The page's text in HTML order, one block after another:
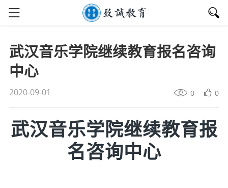
武汉音乐学院继续教育报名咨询
中心
2020-09-01 0 0
武汉音乐学院继续教育报
名咨询中心